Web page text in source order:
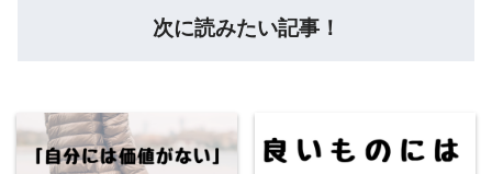
次に読みたい記事！